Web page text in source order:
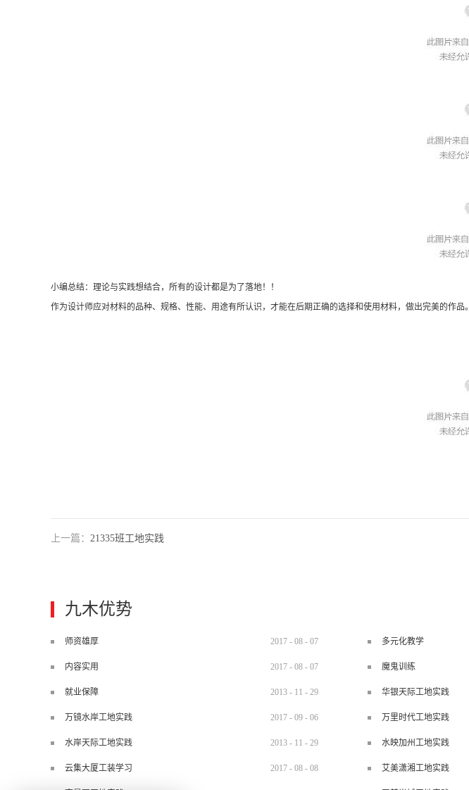
小编总结：理论与实践想结合，所有的设计都是为了落地！！
作为设计师应对材料的品种、规格、性能、用途有所认识，才能在后期正确的选择和使用材料，做出完美的作品。
上一篇： 21335班工地实践
九木优势
师资雄厚 2017 - 08 - 07 多元化教学
内容实用 2017 - 08 - 07 魔鬼训练
就业保障 2013 - 11 - 29 华银天际工地实践
万镜水岸工地实践 2017 - 09 - 06 万里时代工地实践
水岸天际工地实践 2013 - 11 - 29 水映加州工地实践
云集大厦工装学习 2017 - 08 - 08 艾美潇湘工地实践